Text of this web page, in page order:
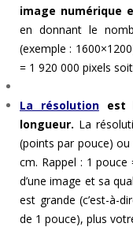
image numérique
en donnant le
(exemple :
= 1 920 000 pixels
La résolution est
longueur. La
(points par pouce)
cm. Rappel : 1
d’une image et sa
est grande (c’est-à-
de 1 pouce), plus